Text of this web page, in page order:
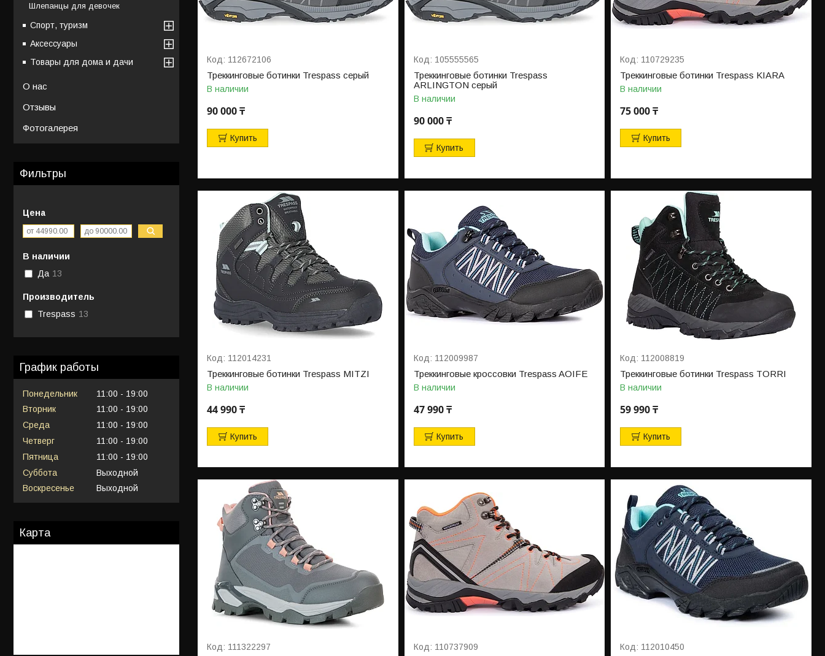
112672106
Треккинговые ботинки Trespass серый
В наличии
90 000 ₸
Купить
105555565
Треккинговые ботинки Trespass
ARLINGTON серый
В наличии
90 000 ₸
Купить
110729235
Треккинговые ботинки Trespass KIARA
В наличии
75 000 ₸
Купить
112014231
Треккинговые ботинки Trespass MITZI
В наличии
44 990 ₸
Купить
112009987
Треккинговые кроссовки Trespass AOIFE
В наличии
47 990 ₸
Купить
112008819
Треккинговые ботинки Trespass TORRI
В наличии
59 990 ₸
Купить
111322297 110737909 112010450
Шлепанцы для девочек
Спорт, туризм
Аксессуары
Товары для дома и дачи
О нас
Отзывы
Фотогалерея
Фильтры
Цена
В наличии
Да 13
Производитель
Trespass 13
График работы
Понедельник 11:00
19:00
Вторник
11:00
19:00
Среда
11:00
19:00
Четверг
11:00
19:00
Пятница
11:00
19:00
Суббота
Выходной
Воскресенье
Выходной
Карта